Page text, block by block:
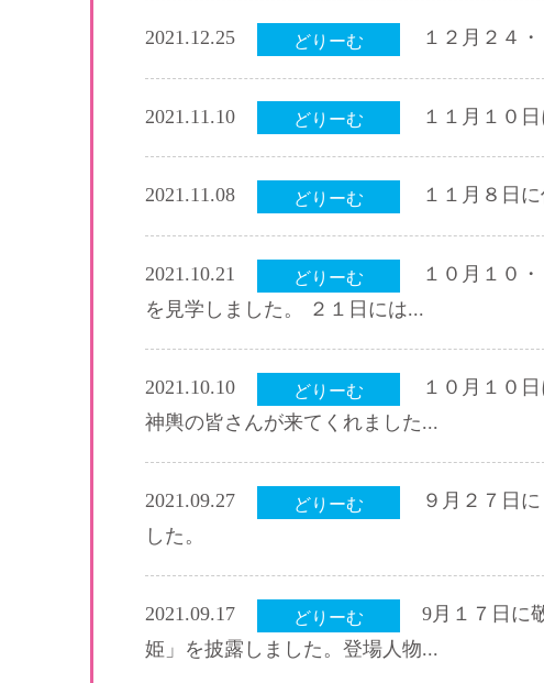
2021.12.25 どりーむ １２月２４
2021.11.10 どりーむ １１月１０
2021.11.08 どりーむ １１月８日
2021.10.21 どりーむ
１０月１０
を見学しました。 ２１日には...
2021.10.10 どりーむ
１０月１０
神輿の皆さんが来てくれました...
2021.09.27 どりーむ
９月２７日
した。
2021.09.17 どりーむ
9月１７日に
姫」を披露しました。登場人物...